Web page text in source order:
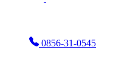
0856-31-0545